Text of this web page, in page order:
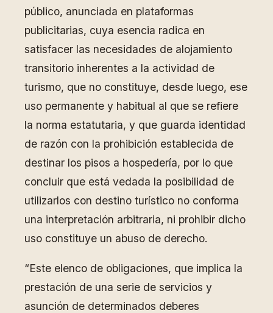
público, anunciada en plataformas
publicitarias, cuya esencia radica en
satisfacer las necesidades de alojamiento
transitorio inherentes a la actividad de
turismo, que no constituye, desde luego, ese
uso permanente y habitual al que se refiere
la norma estatutaria, y que guarda identidad
de razón con la prohibición establecida de
destinar los pisos a hospedería, por lo que
concluir que está vedada la posibilidad de
utilizarlos con destino turístico no conforma
una interpretación arbitraria, ni prohibir dicho
uso constituye un abuso de derecho.
“Este elenco de obligaciones, que implica la
prestación de una serie de servicios y
asunción de determinados deberes